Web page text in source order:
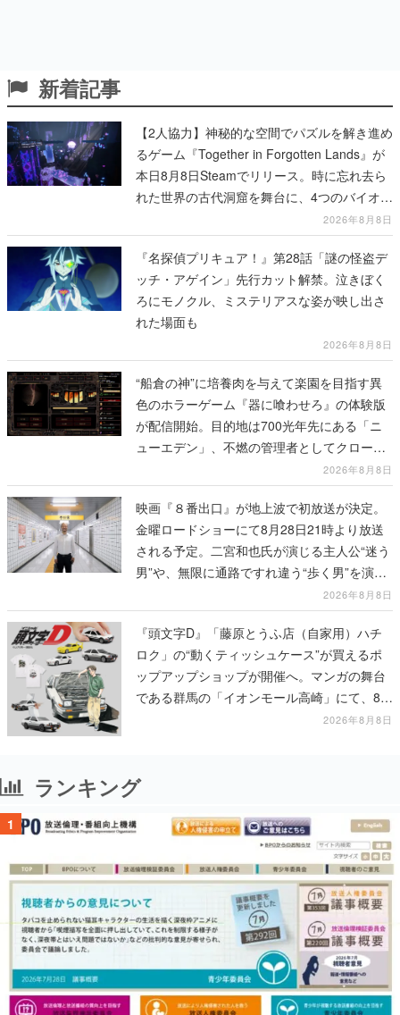
新着記事
【2人協力】神秘的な空間でパズルを解き進め
るゲーム『Together in Forgotten Lands』が
本日8月8日Steamでリリース。時に忘れ去ら
れた世界の古代洞窟を舞台に、4つのバイオー
2026年8月8日
『名探偵プリキュア！』第28話「謎の怪盗デ
ッチ・アゲイン」先行カット解禁。泣きぼく
ろにモノクル、ミステリアスな姿が映し出さ
れた場面も
2026年8月8日
“船倉の神”に培養肉を与えて楽園を目指す異
色のホラーゲーム『器に喰わせろ』の体験版
が配信開始。目的地は700光年先にある「ニ
ューエデン」、不燃の管理者としてクローン
人間を増やし、加工して神に捧げる2026年8月8日
映画『８番出口』が地上波で初放送が決定。
金曜ロードショーにて8月28日21時より放送
される予定。二宮和也氏が演じる主人公“迷う
男”や、無限に通路ですれ違う“歩く男”を演じ
2026年8月8日
『頭文字D』「藤原とうふ店（自家用）ハチ
ロク」の“動くティッシュケース”が買えるポ
ップアップショップが開催へ。マンガの舞台
である群馬の「イオンモール高崎」にて、8月
11日から8月20日までの期間限定で開催予定
2026年8月8日
ランキング
1